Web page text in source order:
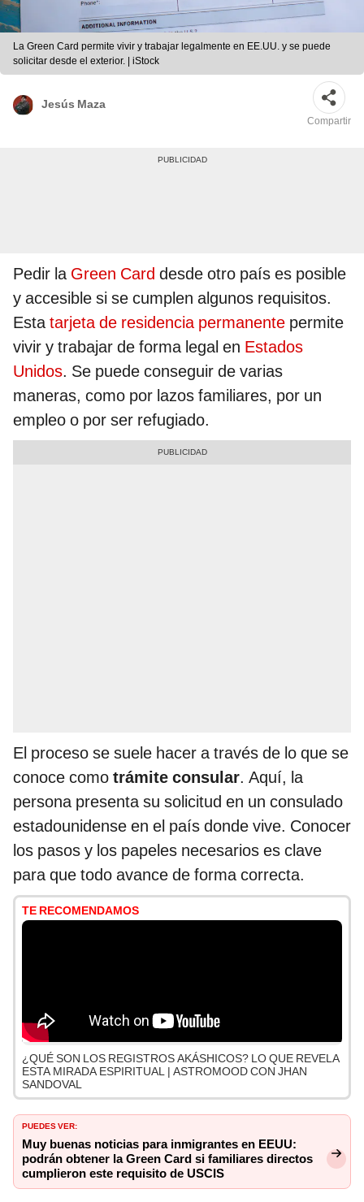
La Green Card permite vivir y trabajar legalmente en EE.UU. y se puede
solicitar desde el exterior. | iStock
Jesús Maza
Compartir
Pedir la Green Card desde otro país es posible
y accesible si se cumplen algunos requisitos.
Estatarjeta de residencia permanente permite
vivir y trabajar de forma legal en Estados
Unidos. Se puede conseguir de varias
maneras, como por lazos familiares, por un
empleo o por ser refugiado.
El proceso se suele hacer a través de lo que se
conoce como trámite consular. Aquí, la
persona presenta su solicitud en un consulado
estadounidense en el país donde vive. Conocer
los pasos y los papeles necesarios es clave
para que todo avance de forma correcta.
TE RECOMENDAMOS
¿QUÉ SON LOS REGISTROS AKÁSHICOS? LO QUE REVELA
ESTA MIRADA ESPIRITUAL | ASTROMOOD CON JHAN
SANDOVAL
PUEDES VER:
Muy buenas noticias para inmigrantes en EEUU:
podrán obtener la Green Card si familiares directos
cumplieron este requisito de USCIS